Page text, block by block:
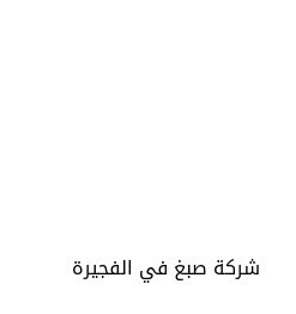
شركة صبغ في الفجيرة